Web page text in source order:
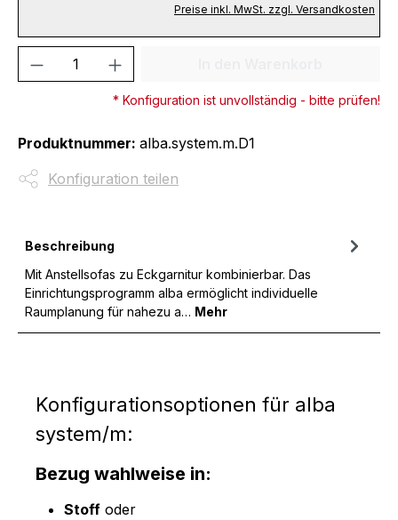
Preise inkl. MwSt. zzgl. Versandkosten
Produkt Anzahl: Gib den
* Konfiguration ist unvollständig - bitte prüfen!
Produktnummer: alba.system.m.D1
Konfiguration teilen
Beschreibung
Mit Anstellsofas zu Eckgarnitur kombinierbar. Das
Einrichtungsprogramm alba ermöglicht individuelle
Raumplanung für nahezu a… Mehr
Konfigurationsoptionen für alba
system/m:
Bezug wahlweise in:
Stoff oder